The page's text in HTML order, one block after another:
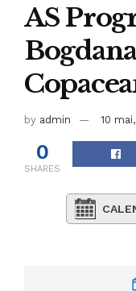
AS
by admin 10
0
SHARES